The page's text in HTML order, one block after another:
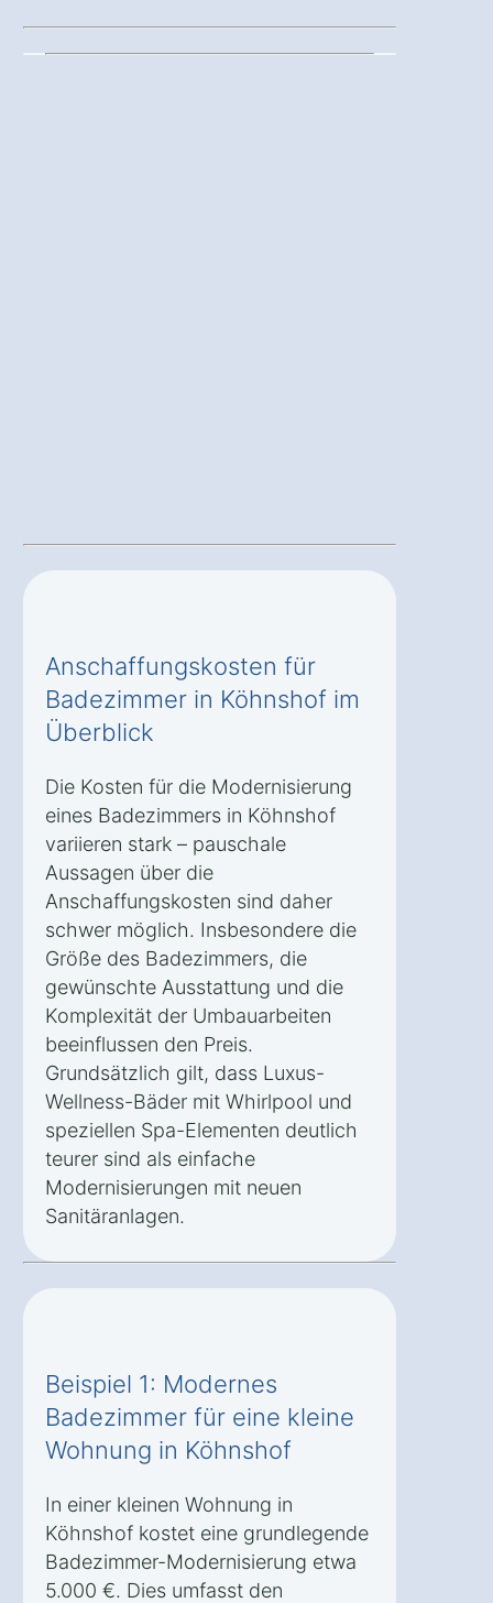
Anschaffungskosten für
Badezimmer in Köhnshof im
Überblick
Die Kosten für die Modernisierung
eines Badezimmers in Köhnshof
variieren stark – pauschale
Aussagen über die
Anschaffungskosten sind daher
schwer möglich. Insbesondere die
Größe des Badezimmers, die
gewünschte Ausstattung und die
Komplexität der Umbauarbeiten
beeinflussen den Preis.
Grundsätzlich gilt, dass Luxus-
Wellness-Bäder mit Whirlpool und
speziellen Spa-Elementen deutlich
teurer sind als einfache
Modernisierungen mit neuen
Sanitäranlagen.
Beispiel 1: Modernes
Badezimmer für eine kleine
Wohnung in Köhnshof
In einer kleinen Wohnung in
Köhnshof kostet eine grundlegende
Badezimmer-Modernisierung etwa
5.000 €. Dies umfasst den